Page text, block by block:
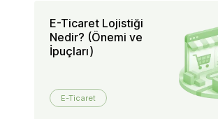
E-Ticaret Lojistiği
Nedir? (Önemi ve
İpuçları)
E-Ticaret